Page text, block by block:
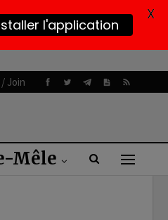
Join
Mêle
l'application
X